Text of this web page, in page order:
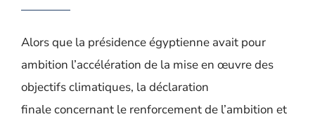
Alors que la présidenceégyptienne avait pour
ambition l’accélération de la mise en œuvredes
objectifs climatiques, la déclaration
finaleconcernant le renforcement de l’ambition et